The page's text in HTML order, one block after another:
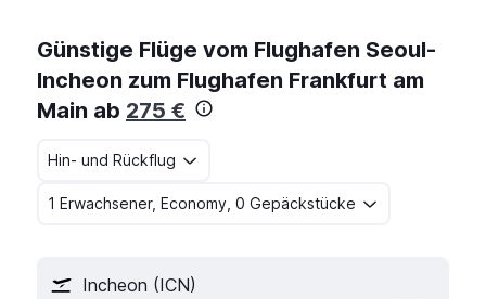
Günstige Flüge vom Flughafen Seoul-
Incheon zum Flughafen Frankfurt am
Main ab 275 €
Hin- und Rückflug
1 Erwachsener, Economy, 0 Gepäckstücke
Incheon (ICN)